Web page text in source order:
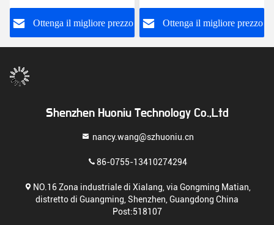
eccezionale Smartphone
La tua ricarica Funzione
di ricarica rapida
Ottenga il migliore prezzo
parete 5V
Ottenga il migliore prezzo
Shenzhen Huoniu Technology Co.,Ltd
nancy.wang@szhuoniu.cn
86-0755-13410274294
NO.16 Zona industriale di Xialang, via Gongming Matian,
distretto di Guangming, Shenzhen, Guangdong China
Post:518107